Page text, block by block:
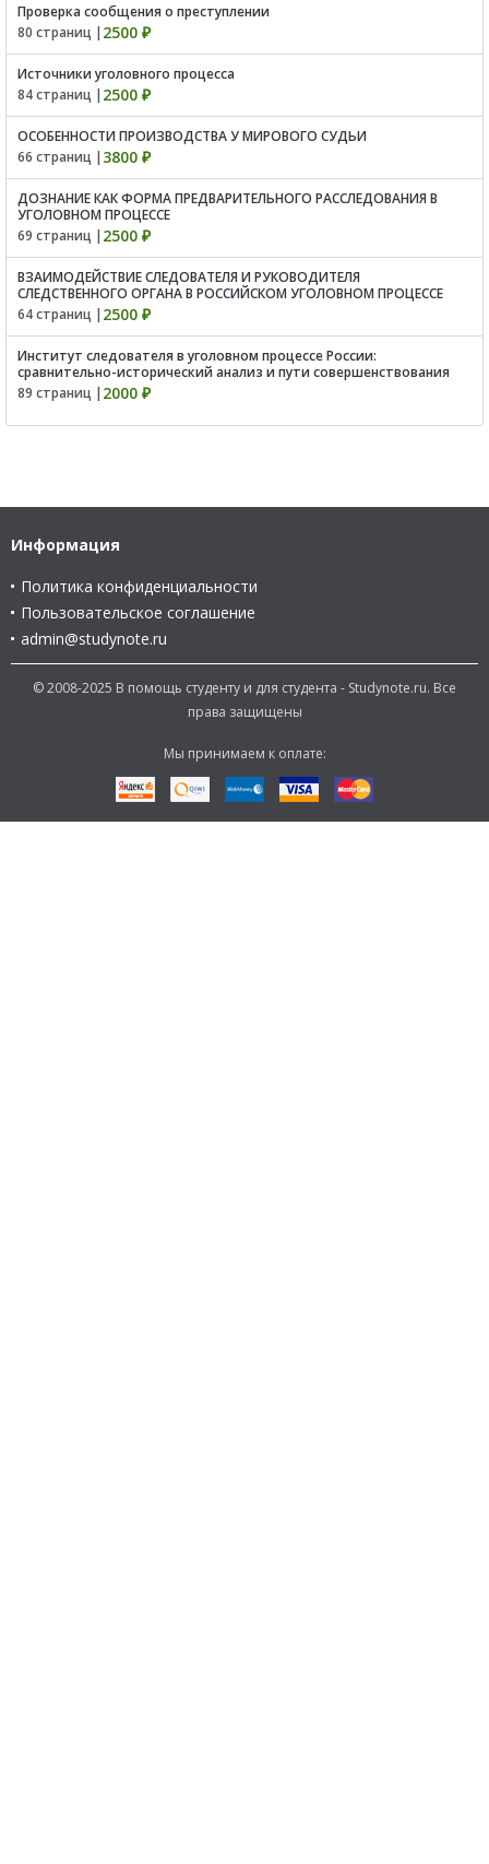
Проверка сообщения о преступлении
80 страниц | 2500 ₽
Источники уголовного процесса
84 страниц | 2500 ₽
ОСОБЕННОСТИ ПРОИЗВОДСТВА У МИРОВОГО СУДЬИ
66 страниц | 3800 ₽
ДОЗНАНИЕ КАК ФОРМА ПРЕДВАРИТЕЛЬНОГО РАССЛЕДОВАНИЯ В
УГОЛОВНОМ ПРОЦЕССЕ
69 страниц | 2500 ₽
ВЗАИМОДЕЙСТВИЕ СЛЕДОВАТЕЛЯ И РУКОВОДИТЕЛЯ
СЛЕДСТВЕННОГО ОРГАНА В РОССИЙСКОМ УГОЛОВНОМ ПРОЦЕССЕ
64 страниц | 2500 ₽
Институт следователя в уголовном процессе России:
сравнительно-исторический анализ и пути совершенствования
89 страниц | 2000 ₽
Информация
Политика конфиденциальности
Пользовательское соглашение
admin@studynote.ru
© 2008-2025 В помощь студенту и для студента - Studynote.ru. Все
права защищены
Мы принимаем к оплате: